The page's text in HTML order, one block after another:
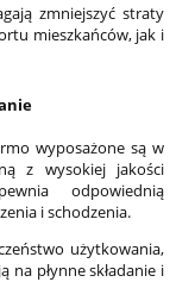
zmniejszyć straty
mieszkańców, jak i
wyposażone są w
z wysokiej jakości
odpowiednią
i schodzenia.
użytkowania,
płynne składanie i